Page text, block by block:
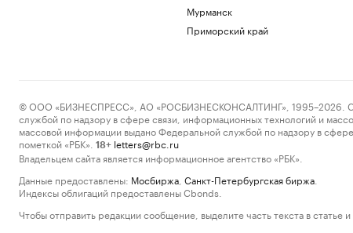
Мурманск
Приморский край
© ООО «БИЗНЕСПРЕСС», АО «РОСБИЗНЕСКОНСАЛТИНГ», 1995–2026.
службой по надзору в сфере связи, информационных технологий и
массовой информации выдано Федеральной службой по надзору в
пометкой «РБК».
18+ letters@rbc.ru
Владельцем сайта является информационное агентство «РБК».
Данные предоставлены: Мосбиржа Санкт-Петербургская биржа
Индексы облигаций предоставлены Cbonds.
Чтобы отправить редакции сообщение, выделите часть текста в статье